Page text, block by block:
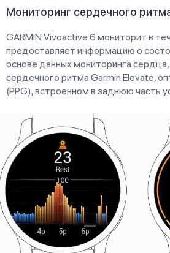
Мониторинг сердечного
GARMIN Vivoactive 6 мониторит в
предоставляет информацию о
основе данных мониторинга
сердечного ритма Garmin Elevate,
(PPG), встроенном в заднюю часть